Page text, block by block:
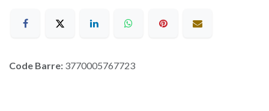
Code Barre: 3770005767723